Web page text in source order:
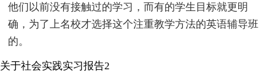
他们以前没有接触过的学习，而有的学生目标就更明
确，为了上名校才选择这个注重教学方法的英语辅导班
的。
关于社会实践实习报告2